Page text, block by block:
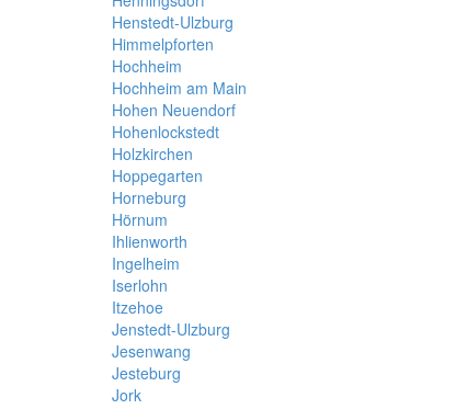
Henstedt-Ulzburg
Himmelpforten
Hochheim
Hochheim am Main
Hohen Neuendorf
Hohenlockstedt
Holzkirchen
Hoppegarten
Horneburg
Hörnum
Ihlienworth
Ingelheim
Iserlohn
Itzehoe
Jenstedt-Ulzburg
Jesenwang
Jesteburg
Jork